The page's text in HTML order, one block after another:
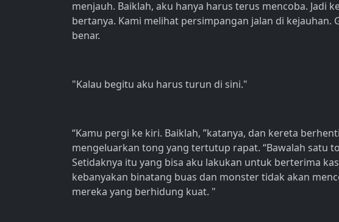
menjauh. Baiklah, aku hanya harus terus mencoba. Jadi
bertanya. Kami melihat persimpangan jalan di kejauhan.
benar.
"Kalau begitu aku harus turun di sini."
“Kamu pergi ke kiri. Baiklah, ”katanya, dan kereta
mengeluarkan tong yang tertutup rapat. “Bawalah satu
Setidaknya itu yang bisa aku lakukan untuk berterima
kebanyakan binatang buas dan monster tidak akan
mereka yang berhidung kuat. "